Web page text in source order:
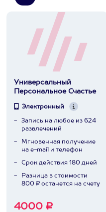
Универсальный
Персональное Счастье
Электронный
Запись на любое из 624
развлечений
Мгновенная получение
на e-mail и телефон
Срок действия 180 дней
Разница в стоимости
800 ₽ останется на счету
4000 ₽